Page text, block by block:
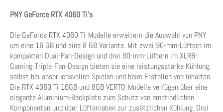
PNY GeForce RTX 4060 Ti’s
Die GeForce RTX 4060 Ti-Modelle erweitern die Auswahl von PNY
um eine 16 GB und eine 8 GB Variante. Mit zwei 90-mm-Lüftern im
kompakten Dual-Fan-Design und drei 90-mm-Lüftern im XLR8-
Gaming-Triple-Fan-Design bieten sie eine leistungsstarke Kühlung,
selbst bei anspruchsvollen Spielen und beim Erstellen von Inhalten.
Die RTX 4060 Ti 16GB und 8GB VERTO-Modelle verfügen über eine
elegante Aluminium-Backplate zum Schutz von empfindlichen
Komponenten und über Lüfternaben zur zusätzlichen Kühlung. Drei